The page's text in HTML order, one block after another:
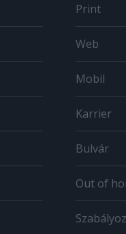
Print
Web
Mobil
Karrier
Bulvár
Out of